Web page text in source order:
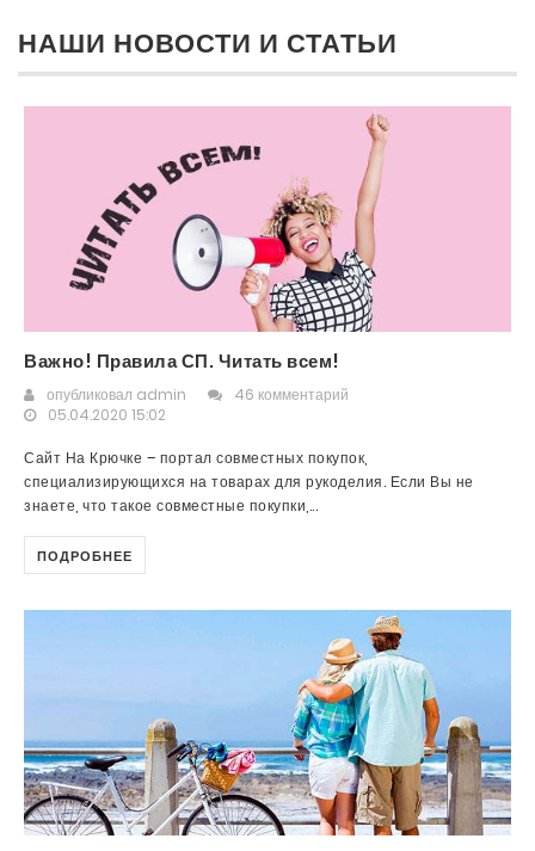
НАШИ НОВОСТИ И СТАТЬИ
Важно! Правила СП. Читать всем!
опубликовал admin
46 комментарий
05.04.2020 15:02
Сайт На Крючке – портал совместных покупок,
специализирующихся на товарах для рукоделия. Если Вы не
знаете, что такое совместные покупки,...
ПОДРОБНЕЕ